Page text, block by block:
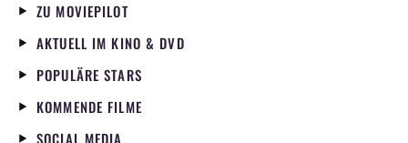
ZU MOVIEPILOT
AKTUELL IM KINO & DVD
POPULÄRE STARS
KOMMENDE FILME
SOCIAL MEDIA